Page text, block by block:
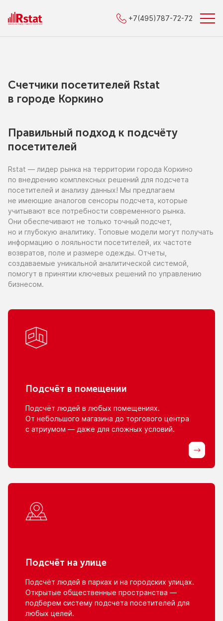
+7(495)787-72-72
Счетчики посетителей Rstat
в городe Коркино
Правильный подход к подсчёту
посетителей
Rstat — лидер рынка на территории города Коркино
по внедрению комплексных решений для подсчета
посетителей и анализу данных! Мы предлагаем
не имеющие аналогов сенсоры подсчета, которые
учитывают все потребности современного рынка.
Они обеспечивают не только точный подсчет,
но и глубокую аналитику. Топовые модели могут получать
информацию о лояльности посетителей, их частоте
возвратов, поле и размере одежды. Отчеты,
создаваемые уникальной аналитической системой,
помогут в принятии ключевых решений по управлению
бизнесом.
Подсчёт в помещении
Подсчёт людей в любых помещениях.
От небольшого магазина до торгового центра
с атриумом — даже для сложных условий.
Подсчёт на улице
Подсчёт людей в парках и на городских улицах.
Открытые общественные пространства —
подберем систему подсчета посетителей для
любых целей.